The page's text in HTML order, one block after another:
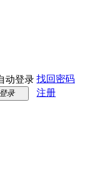
动登录 找回密码
登录
注册